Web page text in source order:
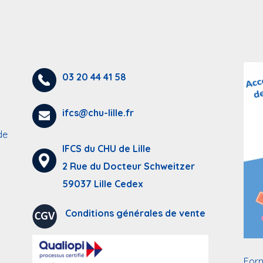
03 20 44 41 58
ifcs@chu-lille.fr
IFCS du CHU de Lille
2 Rue du Docteur Schweitzer
59037 Lille Cedex
Conditions générales de vente